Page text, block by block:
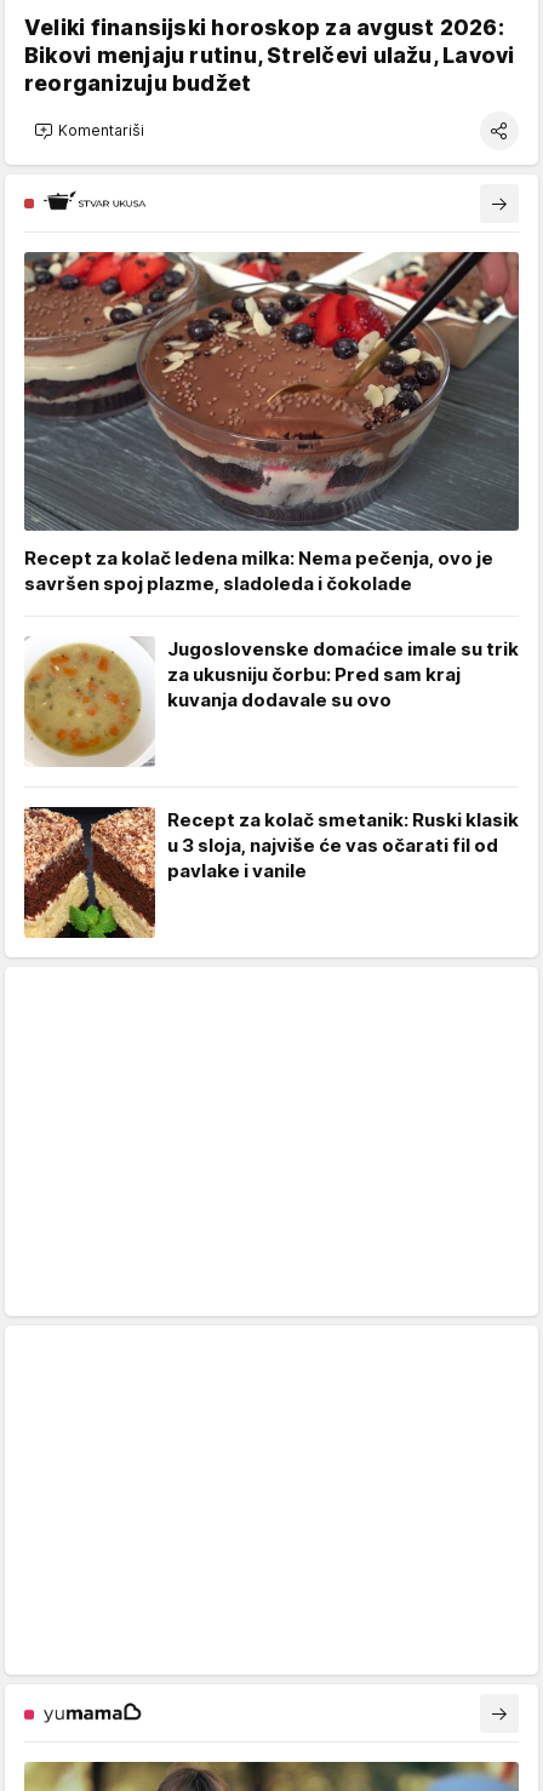
Veliki finansijski horoskop za avgust 2026:
Bikovi menjaju rutinu, Strelčevi ulažu, Lavovi
reorganizuju budžet
Komentariši
Recept za kolač ledena milka: Nema pečenja, ovo je
savršen spoj plazme, sladoleda i čokolade
Jugoslovenske domaćice imale su trik
za ukusniju čorbu: Pred sam kraj
kuvanja dodavale su ovo
Recept za kolač smetanik: Ruski klasik
u 3 sloja, najviše će vas očarati fil od
pavlake i vanile